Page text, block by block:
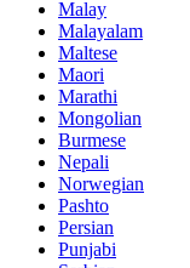
Malay
Malayalam
Maltese
Maori
Marathi
Mongolian
Burmese
Nepali
Norwegian
Pashto
Persian
Punjabi